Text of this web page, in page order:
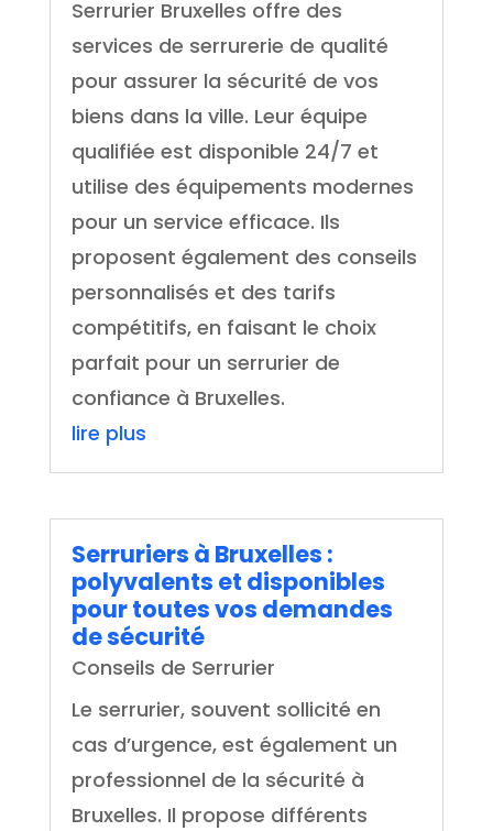
Serrurier Bruxelles offre des
services de serrurerie de qualité
pour assurer la sécurité de vos
biens dans la ville. Leur équipe
qualifiée est disponible 24/7 et
utilise des équipements modernes
pour un service efficace. Ils
proposent également des conseils
personnalisés et des tarifs
compétitifs, en faisant le choix
parfait pour un serrurier de
confiance à Bruxelles.
lire plus
Serruriers à Bruxelles :
polyvalents et disponibles
pour toutes vos demandes
de sécurité
Conseils de Serrurier
Le serrurier, souvent sollicité en
cas d’urgence, est également un
professionnel de la sécurité à
Bruxelles. Il propose différents